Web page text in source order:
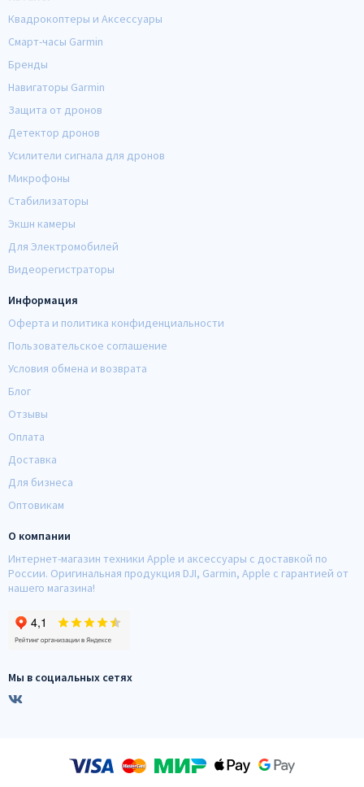
Квадрокоптеры и Аксессуары
Смарт-часы Garmin
Бренды
Навигаторы Garmin
Защита от дронов
Детектор дронов
Усилители сигнала для дронов
Микрофоны
Стабилизаторы
Экшн камеры
Для Электромобилей
Видеорегистраторы
Информация
Оферта и политика конфиденциальности
Пользовательское соглашение
Условия обмена и возврата
Блог
Отзывы
Оплата
Доставка
Для бизнеса
Оптовикам
О компании
Интернет-магазин техники Apple и аксессуары с доставкой по
России. Оригинальная продукция DJI, Garmin, Apple с гарантией от
нашего магазина!
Мы в социальных сетях